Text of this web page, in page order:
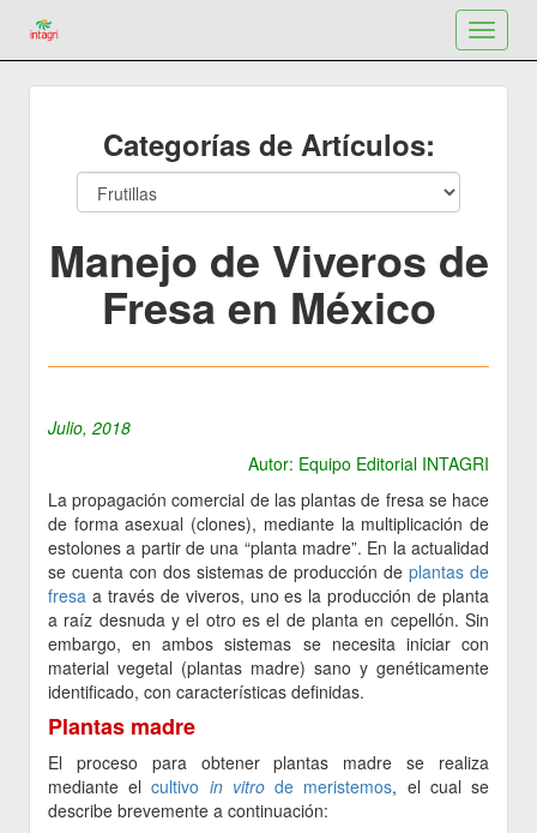
Toggle
Categorías de Artículos:
Manejo de Viveros de
Fresa en México
Julio, 2018
Autor: Equipo Editorial INTAGRI
La propagación comercial de las plantas de fresa se hace
de forma asexual (clones), mediante la multiplicación de
estolones a partir de una “planta madre”. En la actualidad
se cuenta con dos sistemas de producción deplantas de
fresa a través de viveros, uno es la producción de planta
a raíz desnuda y el otro es el de planta en cepellón. Sin
embargo, en ambos sistemas se necesita iniciar con
material vegetal (plantas madre) sano y genéticamente
identificado, con características definidas.
Plantas madre
El proceso para obtener plantas madre se realiza
mediante elcultivo in vitrode meristemos, el cual se
describe brevemente a continuación: